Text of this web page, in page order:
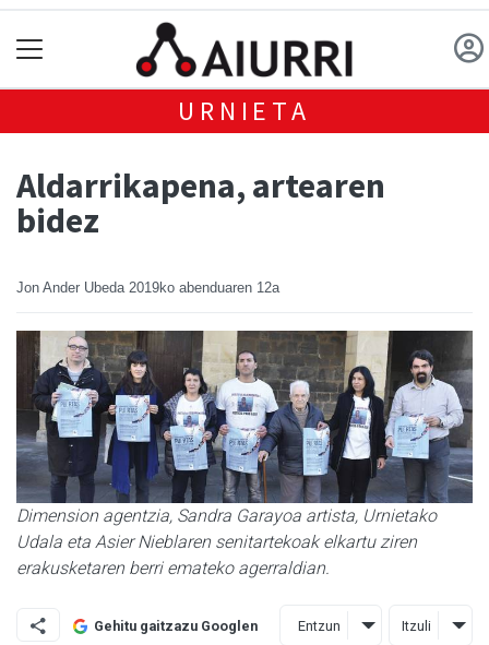
URNIETA
Aldarrikapena, artearen
bidez
Jon Ander Ubeda 2019ko abenduaren 12a
Dimension agentzia, Sandra Garayoa artista, Urnietako
Udala eta Asier Nieblaren senitartekoak elkartu ziren
erakusketaren berri emateko agerraldian.
Gehitu gaitzazu Googlen Entzun Itzuli